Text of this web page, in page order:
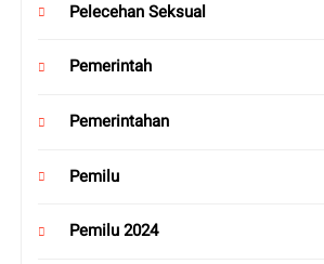
Pelecehan Seksual
Pemerintah
Pemerintahan
Pemilu
Pemilu 2024